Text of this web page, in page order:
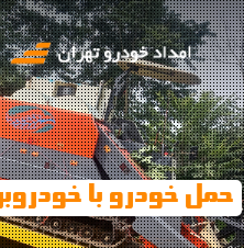
حمل خودرو با